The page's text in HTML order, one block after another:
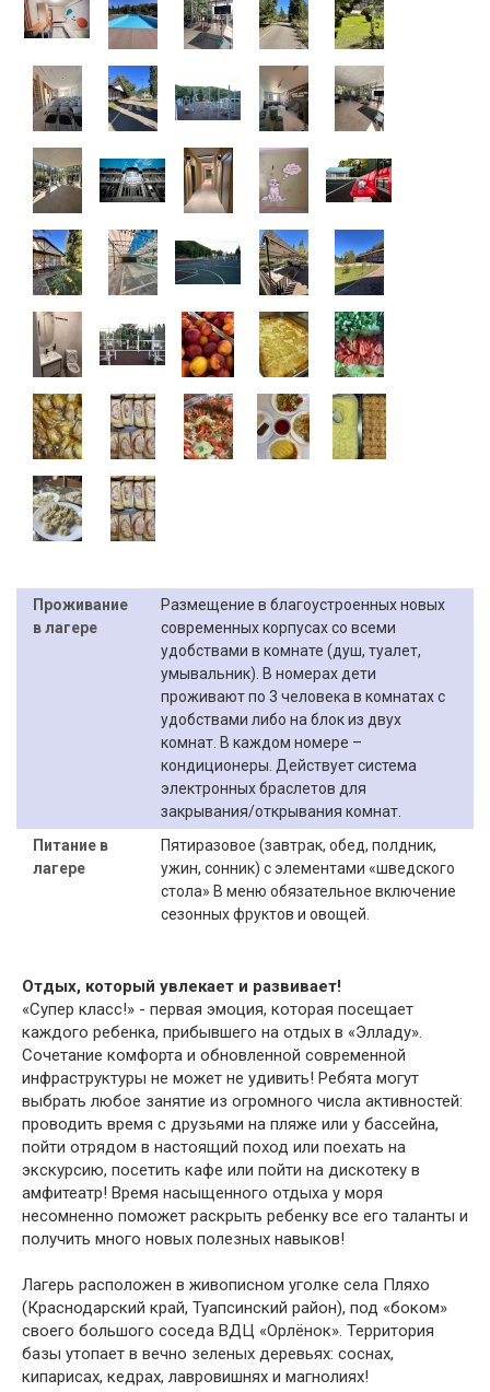
Проживание
в лагере
Размещение в благоустроенных новых
современных корпусах со всеми
удобствами в комнате (душ, туалет,
умывальник). В номерах дети
проживают по 3 человека в комнатах с
удобствами либо на блок из двух
комнат. В каждом номере –
кондиционеры. Действует система
электронных браслетов для
закрывания/открывания комнат.
Питание в
лагере
Пятиразовое (завтрак, обед, полдник,
ужин, сонник) с элементами «шведского
стола» В меню обязательное включение
сезонных фруктов и овощей.
Отдых, который увлекает и развивает!
«Супер класс!» - первая эмоция, которая посещает
каждого ребенка, прибывшего на отдых в «Элладу».
Сочетание комфорта и обновленной современной
инфраструктуры не может не удивить! Ребята могут
выбрать любое занятие из огромного числа активностей:
проводить время с друзьями на пляже или у бассейна,
пойти отрядом в настоящий поход или поехать на
экскурсию, посетить кафе или пойти на дискотеку в
амфитеатр! Время насыщенного отдыха у моря
несомненно поможет раскрыть ребенку все его таланты и
получить много новых полезных навыков!
Лагерь расположен в живописном уголке села Пляхо
(Краснодарский край, Туапсинский район), под «боком»
своего большого соседа ВДЦ «Орлёнок». Территория
базы утопает в вечно зеленых деревьях: соснах,
кипарисах, кедрах, лавровишнях и магнолиях!